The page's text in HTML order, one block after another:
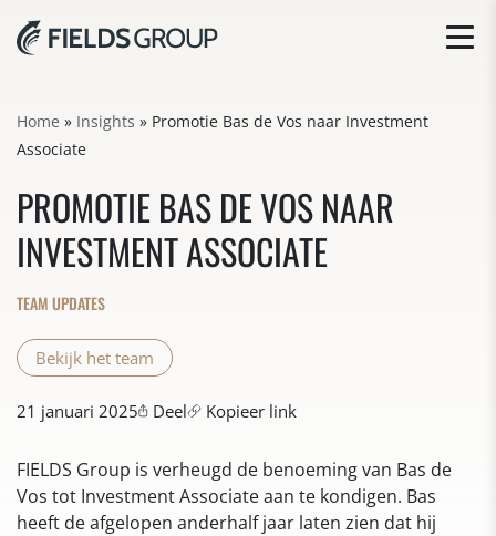
Home » Insights » Promotie Bas de Vos naar Investment
Associate
PROMOTIE BAS DE VOS NAAR
INVESTMENT ASSOCIATE
TEAM UPDATES
Bekijk het team
21 januari 2025 Deel Kopieer link
FIELDS Group is verheugd de benoeming van Bas de
Vos tot Investment Associate aan te kondigen. Bas
heeft de afgelopen anderhalf jaar laten zien dat hij